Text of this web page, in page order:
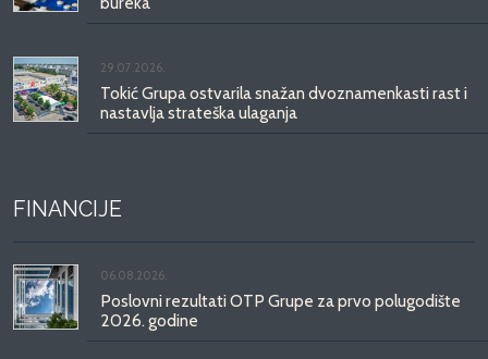
29.07.2026.
Tokić Grupa ostvarila snažan dvoznamenkasti rast i
nastavlja strateška ulaganja
FINANCIJE
06.08.2026.
Poslovni rezultati OTP Grupe za prvo polugodište
2026. godine